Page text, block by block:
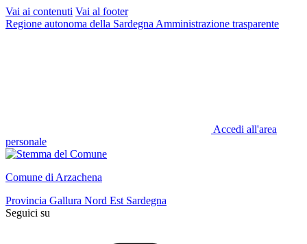
Vai ai contenuti Vai al footer
Regione autonoma della Sardegna Amministrazione trasparente
Accedi all'area
personale
Comune di Arzachena
Provincia Gallura Nord Est Sardegna
Seguici su